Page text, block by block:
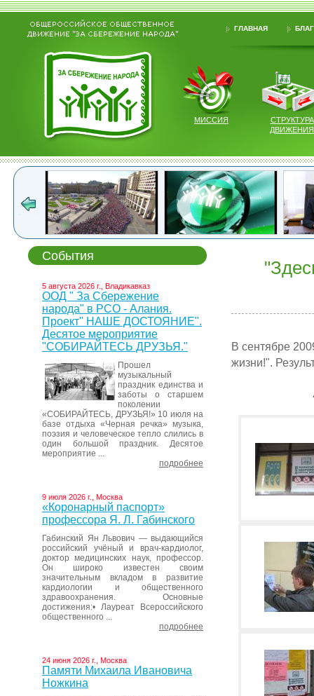
ГЛАВНАЯ
МИССИЯ
СТРУКТУРА
ДВИЖЕНИЯ
События
5 августа 2026 г., Владикавказ
ООД " За Сбережение
народа" в РСО - Алания.
Проект" НАШЕ ДОСТОЯНИЕ".
Десятое мероприятие
"СОБИРАЙТЕСЬ ДРУЗЬЯ."
Прошел
музыкальный
праздник единства и
заботы о старшем
поколении
«СОБИРАЙТЕСЬ, ДРУЗЬЯ!» 10 июля на
базе отдыха «Черная речка» музыка,
поэзия и человеческое тепло слились в
один большой праздник. Десятое
мероприятие ...
подробнее
9 июля 2026 г., Москва
«Коронарный паспорт»
профессора Я. Л. Габинского
Габинский Ян Львович — выдающийся
российский учёный и врач-кардиолог,
доктор медицинских наук, профессор.
Он широко известен своим
значительным вкладом в развитие
кардиологии и общественного
здравоохранения. Основные
достижения:• Лауреат Всероссийского
общественного ...
подробнее
24 июня 2026 г., Москва
Памяти Михаила Ивановича
Ножкина
В сентябре
жизни!".